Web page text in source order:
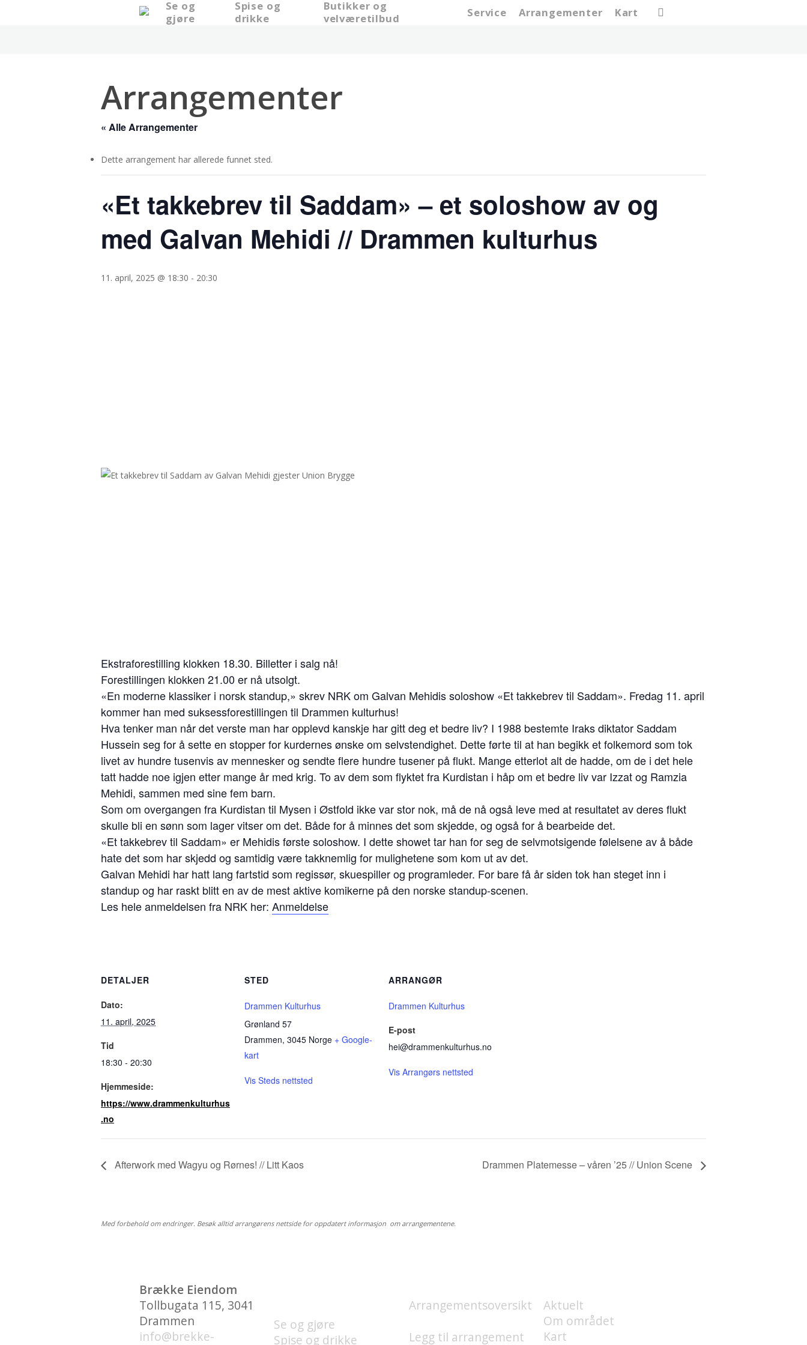
Se og
gjøre
Spise og
drikke
Butikker og
velværetilbud
Service Arrangementer Kart
Arrangementer
« Alle Arrangementer
Dette arrangement har allerede funnet sted.
«Et takkebrev til Saddam» – et soloshow av og
med Galvan Mehidi // Drammen kulturhus
11. april, 2025 @ 18:30 - 20:30
Ekstraforestilling klokken 18.30. Billetter i salg nå!
Forestillingen klokken 21.00 er nå utsolgt.
«En moderne klassiker i norsk standup,» skrev NRK om Galvan Mehidis soloshow «Et takkebrev til Saddam». Fredag 11. april
kommer han med suksessforestillingen til Drammen kulturhus!
Hva tenker man når det verste man har opplevd kanskje har gitt deg et bedre liv? I 1988 bestemte Iraks diktator Saddam
Hussein seg for å sette en stopper for kurdernes ønske om selvstendighet. Dette førte til at han begikk et folkemord som tok
livet av hundre tusenvis av mennesker og sendte flere hundre tusener på flukt. Mange etterlot alt de hadde, om de i det hele
tatt hadde noe igjen etter mange år med krig. To av dem som flyktet fra Kurdistan i håp om et bedre liv var Izzat og Ramzia
Mehidi, sammen med sine fem barn.
Som om overgangen fra Kurdistan til Mysen i Østfold ikke var stor nok, må de nå også leve med at resultatet av deres flukt
skulle bli en sønn som lager vitser om det. Både for å minnes det som skjedde, og også for å bearbeide det.
«Et takkebrev til Saddam» er Mehidis første soloshow. I dette showet tar han for seg de selvmotsigende følelsene av å både
hate det som har skjedd og samtidig være takknemlig for mulighetene som kom ut av det.
Galvan Mehidi har hatt lang fartstid som regissør, skuespiller og programleder. For bare få år siden tok han steget inn i
standup og har raskt blitt en av de mest aktive komikerne på den norske standup-scenen.
Les hele anmeldelsen fra NRK her: Anmeldelse
DETALJER
Dato:
11. april, 2025
Tid
18:30 - 20:30
Hjemmeside:
https://www.drammenkulturhus
.no
STED
Drammen Kulturhus
Grønland 57
Drammen, 3045 Norge + Google-
kart
Vis Steds nettsted
ARRANGØR
Drammen Kulturhus
E-post
hei@drammenkulturhus.no
Vis Arrangørs nettsted
Afterwork med Wagyu og Rørnes! // Litt Kaos Drammen Platemesse – våren ’25 // Union Scene
Med forbehold om endringer. Besøk alltid arrangørens nettside for oppdatert informasjon om arrangementene.
Brække Eiendom
Tollbugata 115, 3041
Drammen
info@brekke-
Se og gjøre
Spise og drikke
Arrangementsoversikt
Legg til arrangement
Aktuelt
Om området
Kart